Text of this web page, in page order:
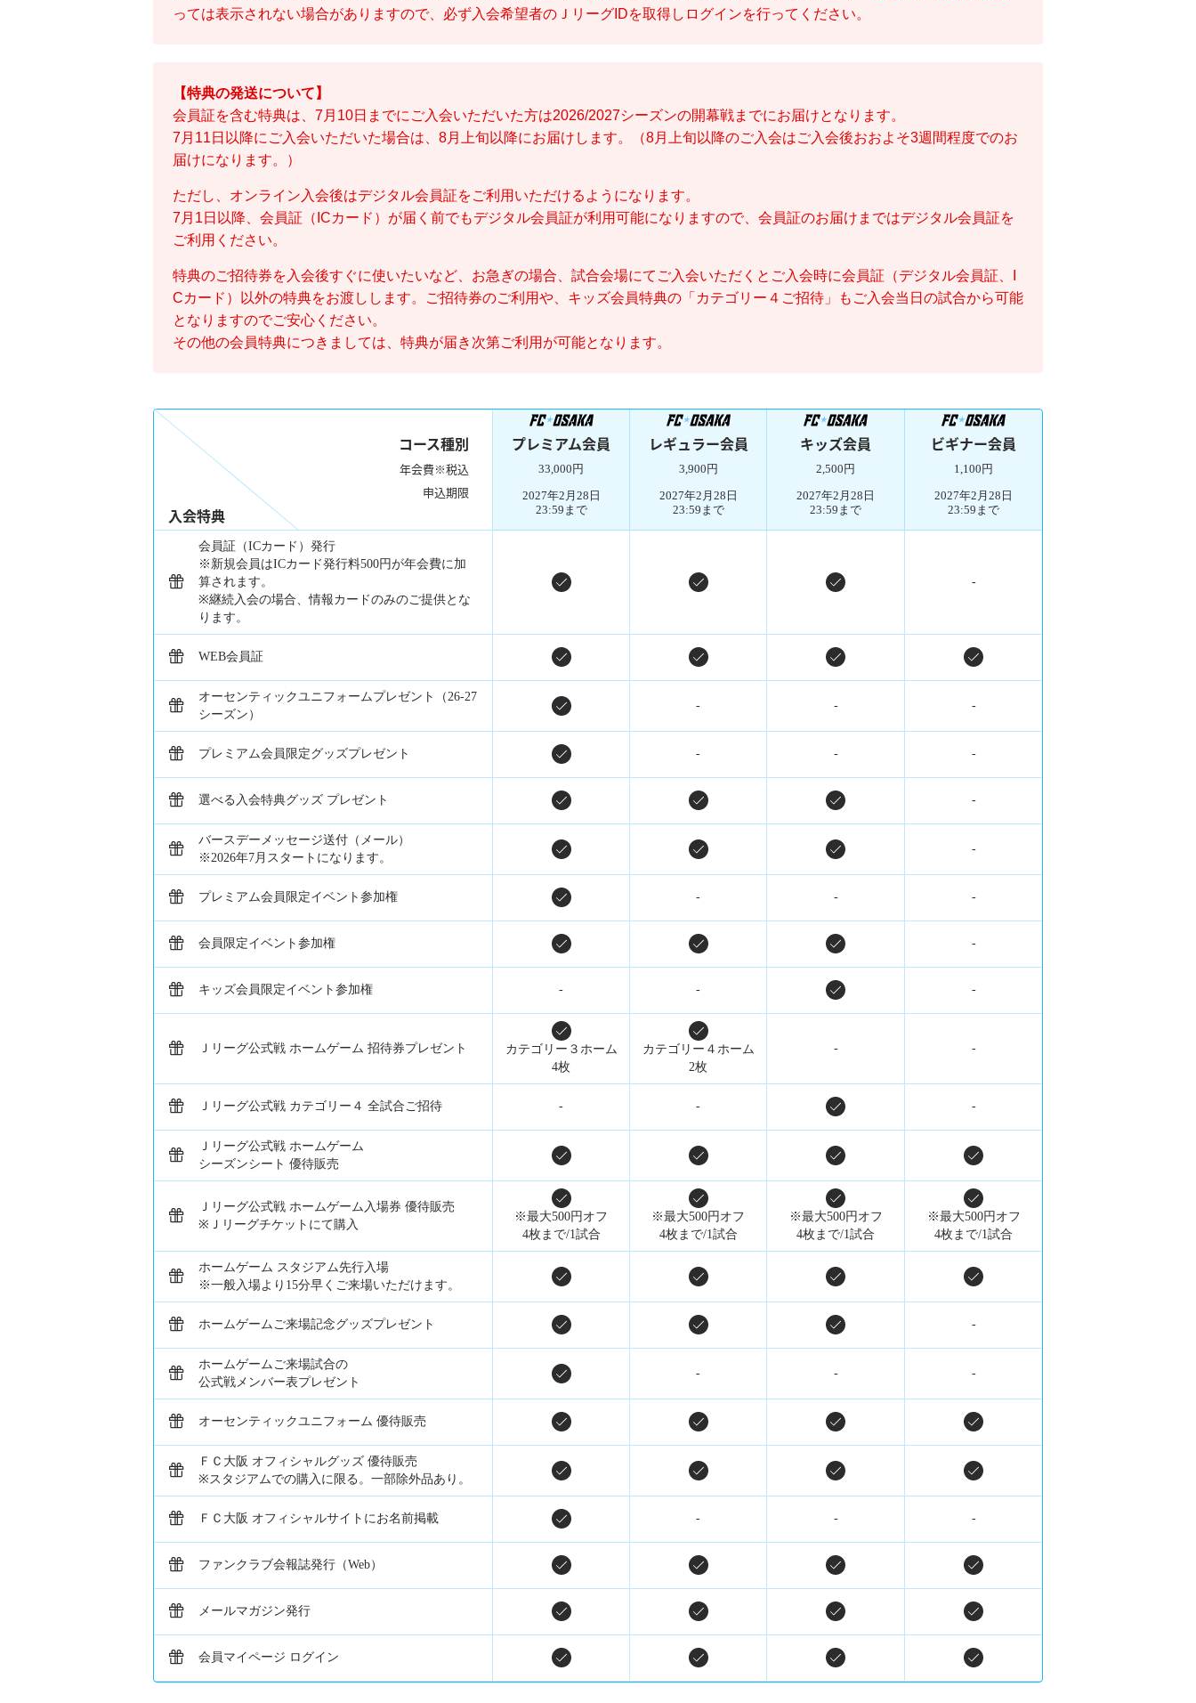
っては表示されない場合がありますので、必ず入会希望者のＪリーグIDを取得しログインを行ってください。
【特典の発送について】
会員証を含む特典は、7月10日までにご入会いただいた方は2026/2027シーズンの開幕戦までにお届けとなります。
7月11日以降にご入会いただいた場合は、8月上旬以降にお届けします。（8月上旬以降のご入会はご入会後おおよそ3週間程度でのお
届けになります。）
ただし、オンライン入会後はデジタル会員証をご利用いただけるようになります。
7月1日以降、会員証（ICカード）が届く前でもデジタル会員証が利用可能になりますので、会員証のお届けまではデジタル会員証を
ご利用ください。
特典のご招待券を入会後すぐに使いたいなど、お急ぎの場合、試合会場にてご入会いただくとご入会時に会員証（デジタル会員証、I
Cカード）以外の特典をお渡しします。ご招待券のご利用や、キッズ会員特典の「カテゴリー４ご招待」もご入会当日の試合から可能
となりますのでご安心ください。
その他の会員特典につきましては、特典が届き次第ご利用が可能となります。
入会特典
コース種別
年会費※税込
申込期限
プレミアム会員
33,000円
2027年2月28日
23:59まで
レギュラー会員
3,900円
2027年2月28日
23:59まで
キッズ会員
2,500円
2027年2月28日
23:59まで
ビギナー会員
1,100円
2027年2月28日
23:59まで
会員証（ICカード）発行
※新規会員はICカード発行料500円が年会費に加
算されます。
※継続入会の場合、情報カードのみのご提供とな
ります。
-
WEB会員証
オーセンティックユニフォームプレゼント（26-27
シーズン）
- - -
プレミアム会員限定グッズプレゼント - - -
選べる入会特典グッズ プレゼント -
バースデーメッセージ送付（メール）
※2026年7月スタートになります。
-
プレミアム会員限定イベント参加権 - - -
会員限定イベント参加権 -
キッズ会員限定イベント参加権 - - -
Ｊリーグ公式戦 ホームゲーム 招待券プレゼント
カテゴリー３ホーム
4枚
カテゴリー４ホーム
2枚
- -
Ｊリーグ公式戦 カテゴリー４ 全試合ご招待 - - -
Ｊリーグ公式戦 ホームゲーム
シーズンシート 優待販売
Ｊリーグ公式戦 ホームゲーム入場券 優待販売
※Ｊリーグチケットにて購入
※最大500円オフ
4枚まで/1試合
※最大500円オフ
4枚まで/1試合
※最大500円オフ
4枚まで/1試合
※最大500円オフ
4枚まで/1試合
ホームゲーム スタジアム先行入場
※一般入場より15分早くご来場いただけます。
ホームゲームご来場記念グッズプレゼント -
ホームゲームご来場試合の
公式戦メンバー表プレゼント
- - -
オーセンティックユニフォーム 優待販売
ＦＣ大阪 オフィシャルグッズ 優待販売
※スタジアムでの購入に限る。一部除外品あり。
ＦＣ大阪 オフィシャルサイトにお名前掲載 - - -
ファンクラブ会報誌発行（Web）
メールマガジン発行
会員マイページ ログイン